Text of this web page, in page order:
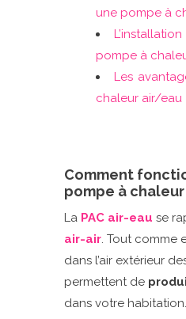
une pompe à
pompe à
Les
chaleur air/eau
Comment
pompe à
La PAC air-eau se
air-air. Tout comme
dans l’air extérieur
permettent de
dans votre